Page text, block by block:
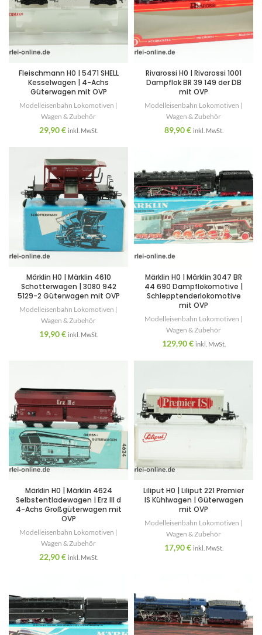
Fleischmann H0 | 5471 SHELL
Kesselwagen | 4-Achs
Güterwagen mit OVP
Modelleisenbahn Lokomotiven |
Wagen & Zubehör
29,90€ inkl. MwSt.
Rivarossi H0 | Rivarossi 1001
Dampflok BR 39 149 der DB
mit OVP
Modelleisenbahn Lokomotiven |
Wagen & Zubehör
89,90€ inkl. MwSt.
Märklin H0 | Märklin 4610
Schotterwagen | 3080 942
5129-2 Güterwagen mit OVP
Modelleisenbahn Lokomotiven |
Wagen & Zubehör
19,90€ inkl. MwSt.
Märklin H0 | Märklin 3047 BR
44 690 Dampflokomotive |
Schlepptenderlokomotive
mit OVP
Modelleisenbahn Lokomotiven |
Wagen & Zubehör
129,90€ inkl. MwSt.
Märklin H0 | Märklin 4624
Selbstentladewagen | Erz III d
4-Achs Großgüterwagen mit
OVP
Modelleisenbahn Lokomotiven |
Wagen & Zubehör
22,90€ inkl. MwSt.
Liliput H0 | Liliput 221 Premier
IS Kühlwagen | Güterwagen
mit OVP
Modelleisenbahn Lokomotiven |
Wagen & Zubehör
17,90€ inkl. MwSt.